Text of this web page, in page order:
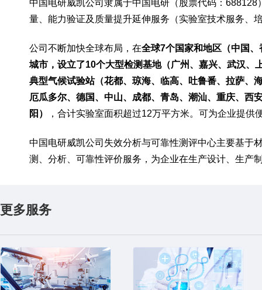
中国电研威凯公司隶属于中国电研（股票代码：
量、能力验证及质量提升延伸服务（实验室技术服务、
公司不断加快全球布局，在全球7个国家和地区（中国
城市，设立了10个大型检测基地（广州、嘉兴、武汉、
典型气候试验站（花都、琼海、临高、吐鲁番、拉萨、
厄瓜多尔、德国、中山、成都、青岛、潮汕、重庆、西
阳）
，合计实验室面积超过12万平方米。可为企业提供
中国电研威凯公司失效分析与可靠性测评中心主要基于
测、分析、可靠性评价服务，为企业在生产设计、生产
更多服务